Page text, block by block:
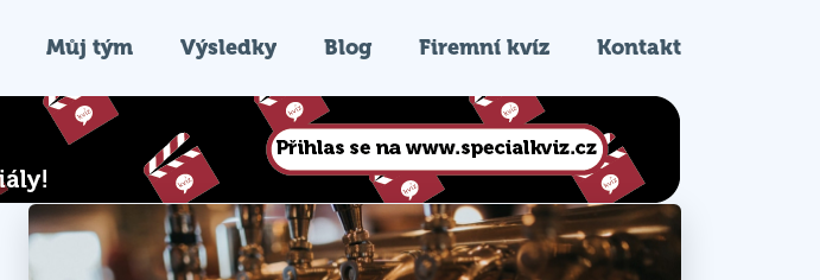
Můj tým Výsledky Blog Firemní kvíz Kontakt